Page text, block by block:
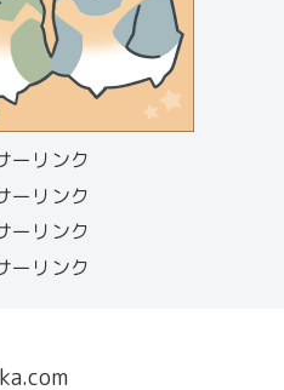
ーリンク
ーリンク
ーリンク
ーリンク